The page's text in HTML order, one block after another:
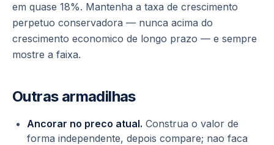
em quase 18%. Mantenha a taxa de crescimento
perpetuo conservadora — nunca acima do
crescimento economico de longo prazo — e sempre
mostre a faixa.
Outras armadilhas
Ancorar no preco atual. Construa o valor de
forma independente, depois compare; nao faca